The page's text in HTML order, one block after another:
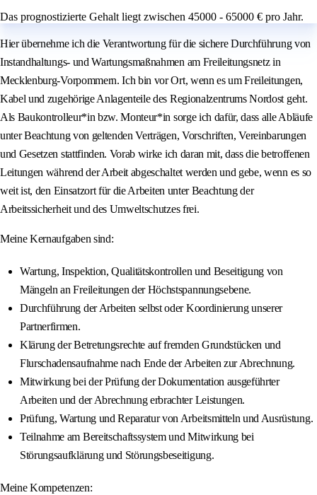
Das prognostizierte Gehalt liegt zwischen 45000 - 65000 € pro Jahr.
Hier übernehme ich die Verantwortung für die sichere Durchführung von
Instandhaltungs- und Wartungsmaßnahmen am Freileitungsnetz in
Mecklenburg-Vorpommern. Ich bin vor Ort, wenn es um Freileitungen,
Kabel und zugehörige Anlagenteile des Regionalzentrums Nordost geht.
Als Baukontrolleur*in bzw. Monteur*in sorge ich dafür, dass alle Abläufe
unter Beachtung von geltenden Verträgen, Vorschriften, Vereinbarungen
und Gesetzen stattfinden. Vorab wirke ich daran mit, dass die betroffenen
Leitungen während der Arbeit abgeschaltet werden und gebe, wenn es so
weit ist, den Einsatzort für die Arbeiten unter Beachtung der
Arbeitssicherheit und des Umweltschutzes frei.
Meine Kernaufgaben sind:
Wartung, Inspektion, Qualitätskontrollen und Beseitigung von
Mängeln an Freileitungen der Höchstspannungsebene.
Durchführung der Arbeiten selbst oder Koordinierung unserer
Partnerfirmen.
Klärung der Betretungsrechte auf fremden Grundstücken und
Flurschadensaufnahme nach Ende der Arbeiten zur Abrechnung.
Mitwirkung bei der Prüfung der Dokumentation ausgeführter
Arbeiten und der Abrechnung erbrachter Leistungen.
Prüfung, Wartung und Reparatur von Arbeitsmitteln und Ausrüstung.
Teilnahme am Bereitschaftssystem und Mitwirkung bei
Störungsaufklärung und Störungsbeseitigung.
Meine Kompetenzen: